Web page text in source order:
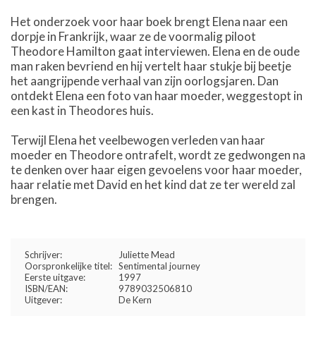
Het onderzoek voor haar boek brengt Elena naar een
dorpje in Frankrijk, waar ze de voormalig piloot
Theodore Hamilton gaat interviewen. Elena en de oude
man raken bevriend en hij vertelt haar stukje bij beetje
het aangrijpende verhaal van zijn oorlogsjaren. Dan
ontdekt Elena een foto van haar moeder, weggestopt in
een kast in Theodores huis.
Terwijl Elena het veelbewogen verleden van haar
moeder en Theodore ontrafelt, wordt ze gedwongen na
te denken over haar eigen gevoelens voor haar moeder,
haar relatie met David en het kind dat ze ter wereld zal
brengen.
Schrijver:
Juliette Mead
Oorspronkelijke titel: Sentimental journey
Eerste uitgave:
1997
ISBN/EAN:
9789032506810
Uitgever:
De Kern